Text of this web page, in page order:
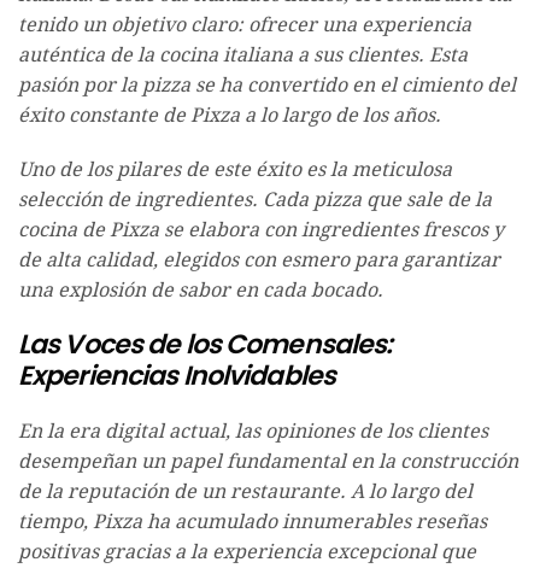
tenido un objetivo claro: ofrecer una experiencia
auténtica de la cocina italiana a sus clientes. Esta
pasión por la pizza se ha convertido en el cimiento del
éxito constante de Pixza a lo largo de los años.
Uno de los pilares de este éxito es la meticulosa
selección de ingredientes. Cada pizza que sale de la
cocina de Pixza se elabora con ingredientes frescos y
de alta calidad, elegidos con esmero para garantizar
una explosión de sabor en cada bocado.
Las Voces de los Comensales:
Experiencias Inolvidables
En la era digital actual, las opiniones de los clientes
desempeñan un papel fundamental en la construcción
de la reputación de un restaurante. A lo largo del
tiempo, Pixza ha acumulado innumerables reseñas
positivas gracias a la experiencia excepcional que